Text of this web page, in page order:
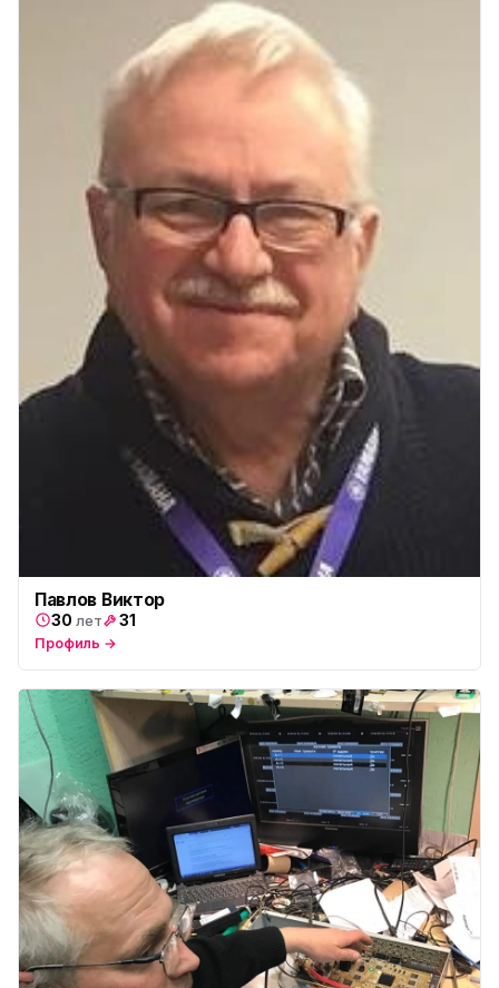
Павлов Виктор
30 лет 31
Профиль →